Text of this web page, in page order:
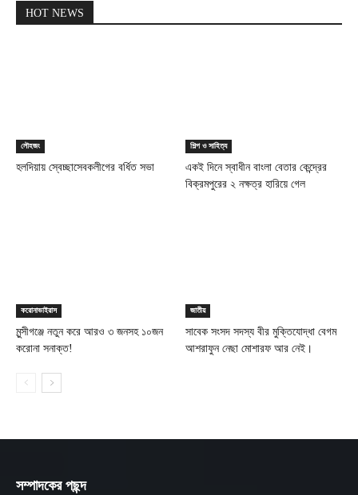
HOT NEWS
লৌহজং
হলদিয়ায় স্বেচ্ছাসেবকলীগের বর্ধিত সভা
শিল্প ও সাহিত্য
একই দিনে স্বাধীন বাংলা বেতার কেন্দ্রের
বিক্রমপুরের ২ নক্ষত্র হারিয়ে গেল
করোনাভাইরাস
মুন্সীগঞ্জে নতুন করে আরও ৩ জনসহ ১০জন
করোনা সনাক্ত!
জাতীয়
সাবেক সংসদ সদস্য বীর মুক্তিযোদ্ধা বেগম
আশরাফুন নেছা মোশারফ আর নেই।
সম্পাদকের পছন্দ